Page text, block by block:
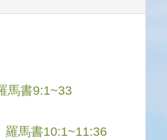
書9:1~33
馬書10:1~11:36